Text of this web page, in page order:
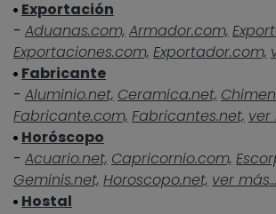
Exportación
- Aduanas.com, Armador.com,
Exportaciones.com, Exportador.com,
Fabricante
- Aluminio.net, Ceramica.net,
Fabricante.com, Fabricantes.net, ver
Horóscopo
- Acuario.net, Capricornio.com,
Geminis.net, Horoscopo.net, ver más...
Hostal